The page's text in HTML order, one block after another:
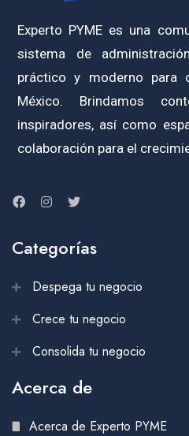
Experto PYME es una
sistema de
práctico y moderno para
México. Brindamos
inspiradores, así como
colaboración para el
Categorías
Despega tu negocio
Crece tu negocio
Consolida tu negocio
Acerca de
Acerca de Experto PYME